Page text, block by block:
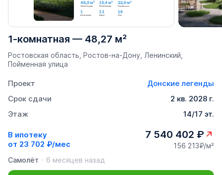
1-комнатная — 48,27 м²
Ростовская область, Ростов-на-Дону, Ленинский,
Пойменная улица
Проект
Донские легенды
Срок сдачи
2 кв. 2028 г.
Этаж
14/17 эт.
В ипотеку
от 23 702 ₽/мес
7 540 402 ₽
156 213₽/м²
Самолёт
6 месяцев назад